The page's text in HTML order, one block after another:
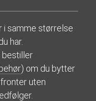
i samme størrelse
har.
bestiller
) om du bytter
uten